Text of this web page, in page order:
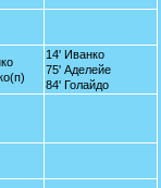
14' Иванко
75' Аделейе
84' Голайдо